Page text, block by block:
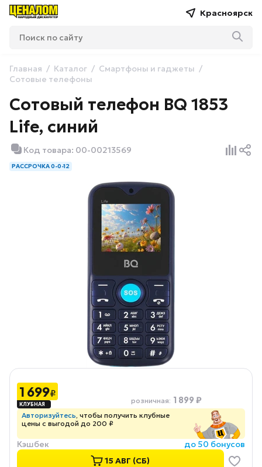
Красноярск
Главная Каталог
Смартфоны и гаджеты
Сотовые телефоны
Сотовый телефон BQ 1853
Life, синий
Код товара: 00-00213569
РАССРОЧКА 0-0-12
1 699₽
розничная: 1 899 ₽
Авторизуйтесь, чтобы получить клубные
цены с выгодой до 200 ₽
Кэшбек
до 50 бонусов
15 АВГ (СБ)